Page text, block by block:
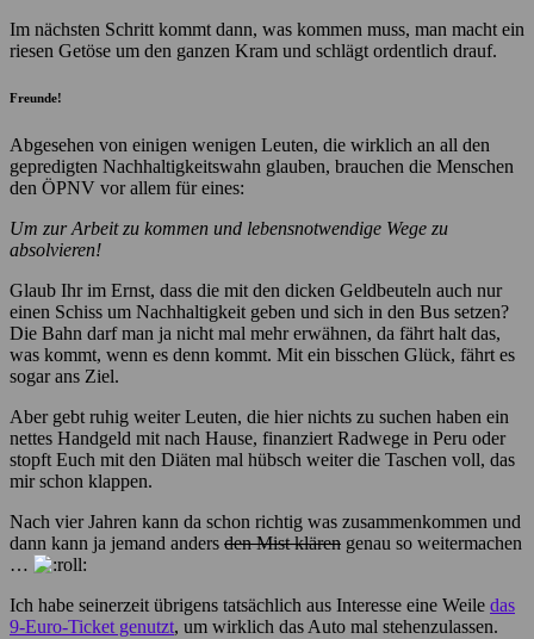
Im nächsten Schritt kommt dann, was kommen muss, man macht ein
riesen Getöse um den ganzen Kram und schlägt ordentlich drauf.
Freunde!
Abgesehen von einigen wenigen Leuten, die wirklich an all den
gepredigten Nachhaltigkeitswahn glauben, brauchen die Menschen
den ÖPNV vor allem für eines:
Um zur Arbeit zu kommen und lebensnotwendige Wege zu
absolvieren!
Glaub Ihr im Ernst, dass die mit den dicken Geldbeuteln auch nur
einen Schiss um Nachhaltigkeit geben und sich in den Bus setzen?
Die Bahn darf man ja nicht mal mehr erwähnen, da fährt halt das,
was kommt, wenn es denn kommt. Mit ein bisschen Glück, fährt es
sogar ans Ziel.
Aber gebt ruhig weiter Leuten, die hier nichts zu suchen haben ein
nettes Handgeld mit nach Hause, finanziert Radwege in Peru oder
stopft Euch mit den Diäten mal hübsch weiter die Taschen voll, das
mir schon klappen.
Nach vier Jahren kann da schon richtig was zusammenkommen und
dann kann ja jemand anders den Mist klären genau so weitermachen
…
Ich habe seinerzeit übrigens tatsächlich aus Interesse eine Weile das
9-Euro-Ticket genutzt, um wirklich das Auto mal stehenzulassen.